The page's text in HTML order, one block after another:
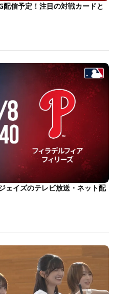
信予定！注目の対戦カードと
ェイズのテレビ放送・ネット配